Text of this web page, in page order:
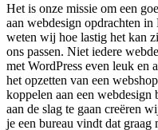
Het is onze missie om een
aan webdesign opdrachten
weten wij hoe lastig het kan
ons passen. Niet iedere
met WordPress even leuk en
het opzetten van een
koppelen aan een webdesign
aan de slag te gaan creëren
je een bureau vindt dat